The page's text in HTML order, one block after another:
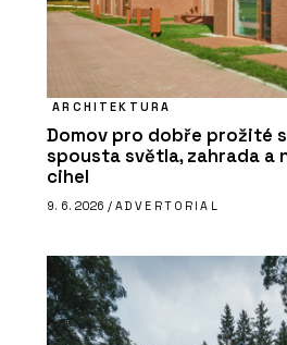
ARCHITEKTURA
Domov pro dobře prožité
spousta světla, zahrada a
cihel
9. 6. 2026 / ADVERTORIAL